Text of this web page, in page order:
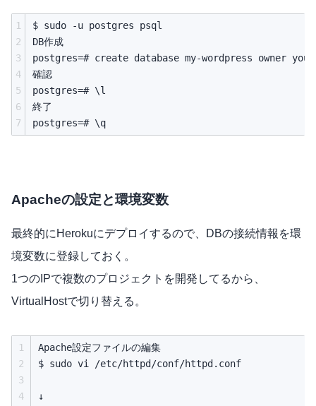
1
2
3
4
5
6
7
$ sudo -u postgres psql
DB作成
postgres=# create database my-wordpress owner
確認
postgres=# \l
終了
Apacheの設定と環境変数
最終的にHerokuにデプロイするので、DBの接続情報を環
境変数に登録しておく。
1つのIPで複数のプロジェクトを開発してるから、
VirtualHostで切り替える。
1
2
3
4
Apache設定ファイルの編集
$ sudo vi /etc/httpd/conf/httpd.conf
↓